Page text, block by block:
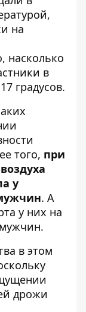
на
насколько
в
градусов.
того, при
у
. А
у них на
в этом
дрожи